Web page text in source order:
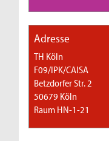
Adresse
TH Köln
F09/IPK/CAISA
Betzdorfer Str. 2
50679 Köln
Raum HN-1-21